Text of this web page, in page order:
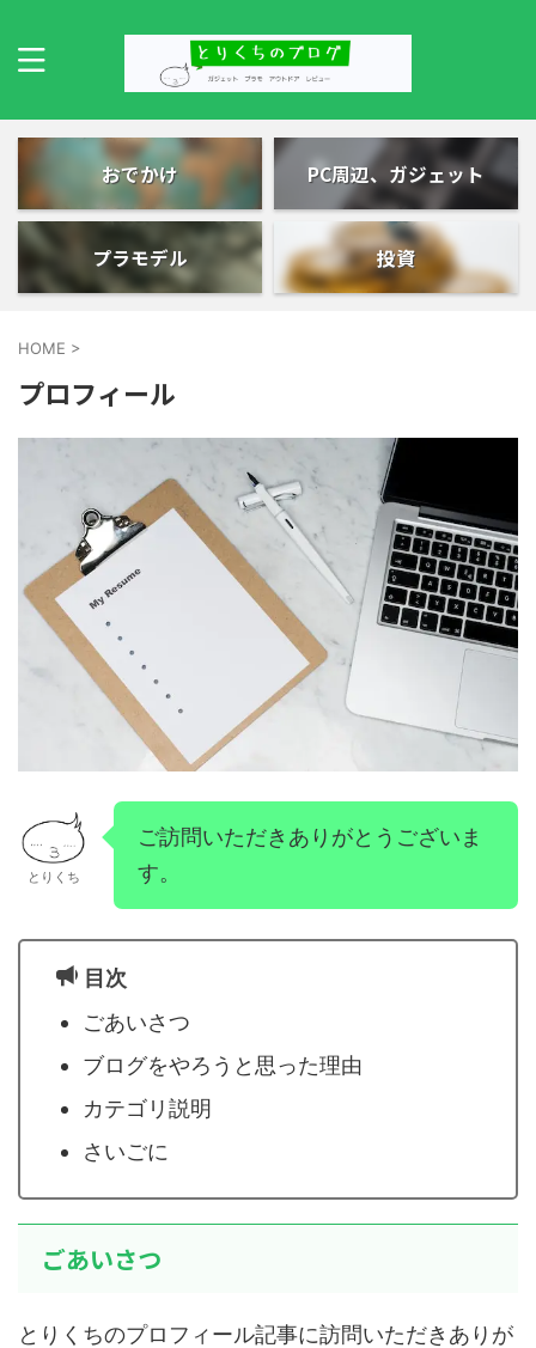
おでかけ PC周辺、ガジェット
プラモデル 投資
HOME >
プロフィール
とりくち
ご訪問いただきありがとうございま
す。
目次
ごあいさつ
ブログをやろうと思った理由
カテゴリ説明
さいごに
ごあいさつ
とりくちのプロフィール記事に訪問いただきありが